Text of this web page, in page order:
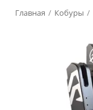
Главная / Кобуры /